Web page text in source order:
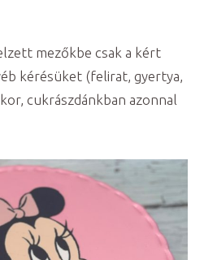
mezőkbe csak a kért
kérésüket (felirat, gyertya,
cukrászdánkban azonnal